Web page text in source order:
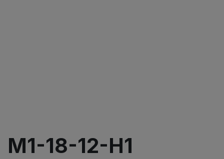
M1-18-12-H1